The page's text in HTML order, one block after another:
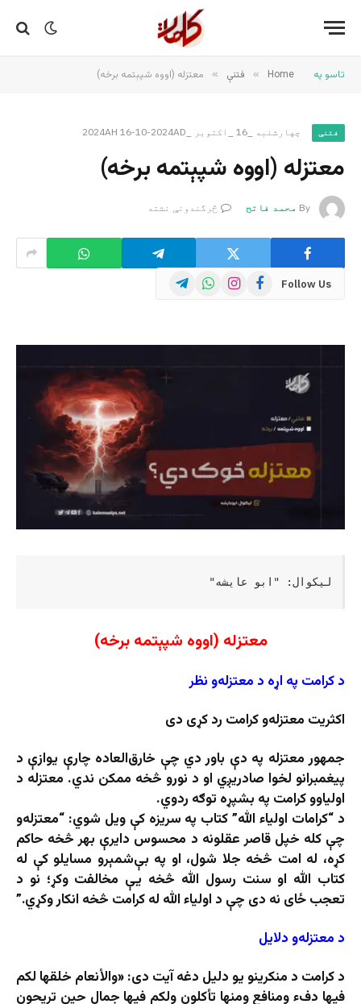
تاسو په Home
» فتنې » معتزله (اووه شپېتمه برخه)
فتنې چهارشنبه _16 _اکتوبر _2024AH 16-10-2024AD
معتزله (اووه شپېتمه برخه)
By محمد فاتح څرگندونې نشته
Follow Us
Facebook
Instagram
WhatsApp
Telegram
لیکوال: "ابو عایشه"
معتزله (اووه شپېتمه برخه)
د کرامت په اړه د معتزله‌و نظر
اکثريت معتزله‌و کرامت رد کړی دی
جمهور معتزله په دې باور دي چې خارق‌العاده چارې یوازې د
پیغمبرانو لخوا صادریږي او د نورو څخه ممکن ندي. معتزله د
اولیاوو کرامت په بشپړه توګه ردوي.
د “کرامات اولياء الله” کتاب په سريزه کې ویل شوي: “معتزله‌و
چې کله خپل قاصر عقلونه د محسوس دایرې بهر څخه حاکم
کړه، له امت څخه جلا شول، او په بې‌شمېرو مسايلو کې له
کتاب الله او سنت رسول الله څخه يې مخالفت وکړ؛ نو د
تعجب ځای نه دی چې د اولياء الله له کرامت څخه انکار وکړي.”
د معتزله‌و دلايل
د کرامت د منکرينو يو دليل دغه آيت دی: «والأنعام خلقها لكم
فيها دفء ومنافع ومنها تأکلون ولكم فيها جمال حين تريحون